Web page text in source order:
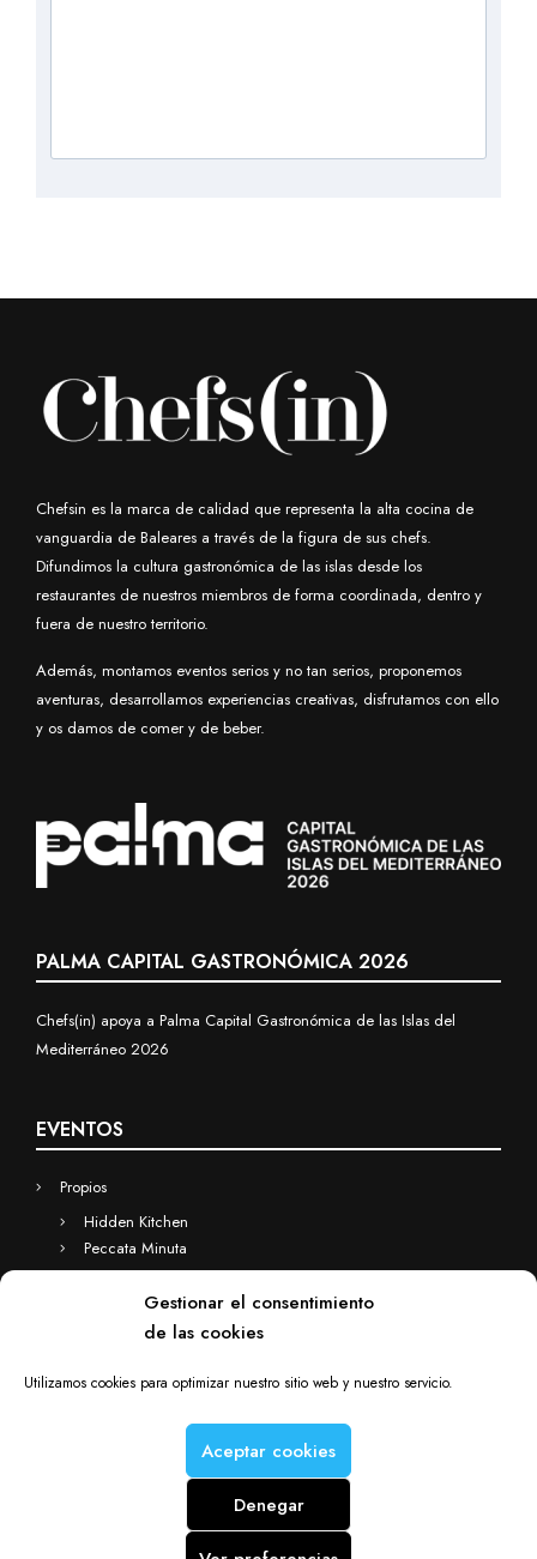
Gestionar el consentimiento
de las cookies
Utilizamos cookies para optimizar nuestro sitio web y nuestro servicio.
Aceptar cookies
Denegar
Chefsin es la marca de calidad que representa la alta cocina de
vanguardia de Baleares a través de la figura de sus chefs.
Difundimos la cultura gastronómica de las islas desde los
restaurantes de nuestros miembros de forma coordinada, dentro y
fuera de nuestro territorio.
Además, montamos eventos serios y no tan serios, proponemos
aventuras, desarrollamos experiencias creativas, disfrutamos con ello
y os damos de comer y de beber.
PALMA CAPITAL GASTRONÓMICA 2026
Chefs(in) apoya a Palma Capital Gastronómica de las Islas del
Mediterráneo 2026
EVENTOS
Propios
Hidden Kitchen
Peccata Minuta
Eventos a medida
Hidden Kitchen Business
Chefs(in) is a Deacorde brand © Copyright 2012-2025. All rights